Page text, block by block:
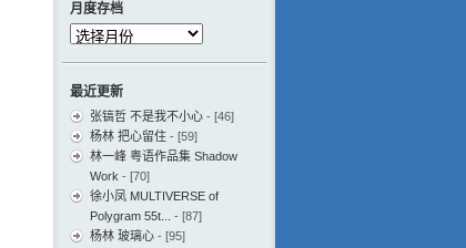
月度存档
月
档
最近更新
张镐哲 不是我不小心 - [46]
杨林 把心留住 - [59]
林一峰 粤语作品集 Shadow
Work - [70]
徐小凤 MULTIVERSE of
Polygram 55t...
- [87]
杨林 玻璃心 - [95]